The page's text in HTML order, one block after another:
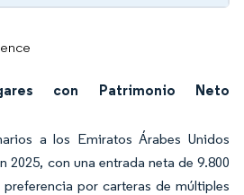
con Patrimonio Neto
a los Emiratos Árabes Unidos
2025, con una entrada neta de 9.800
preferencia por carteras de múltiples